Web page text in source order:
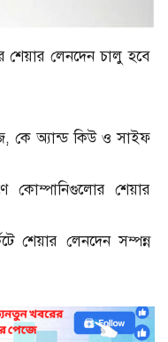
শেয়ার লেনদেন চালু হবে
কে অ্যান্ড কিউ ও সাইফ
কোম্পানিগুলোর শেয়ার
শেয়ার লেনদেন সম্পন্ন